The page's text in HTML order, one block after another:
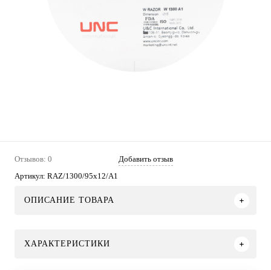
Отзывов: 0
Добавить отзыв
Артикул: RAZ/1300/95x12/A1
ОПИСАНИЕ ТОВАРА
ХАРАКТЕРИСТИКИ